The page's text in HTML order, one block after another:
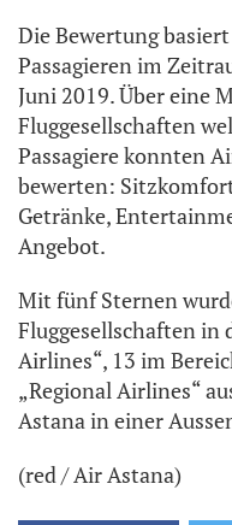
Die Bewertung
Passagieren im
Juni 2019. Über eine
Fluggesellschaften
Passagiere konnten
bewerten:
Getränke,
Angebot.
Mit fünf Sternen
Fluggesellschaften in
Airlines“, 13 im
„Regional Airlines“
Astana in einer
(red / Air Astana)